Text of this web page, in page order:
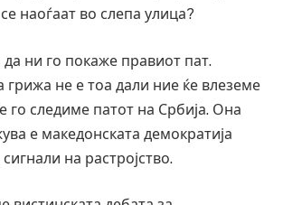
наоѓаат во слепа улица?
ни го покаже правиот пат.
грижа не е тоа дали ние ќе влеземе
го следиме патот на Србија. Она
е македонската демократија
на растројство.